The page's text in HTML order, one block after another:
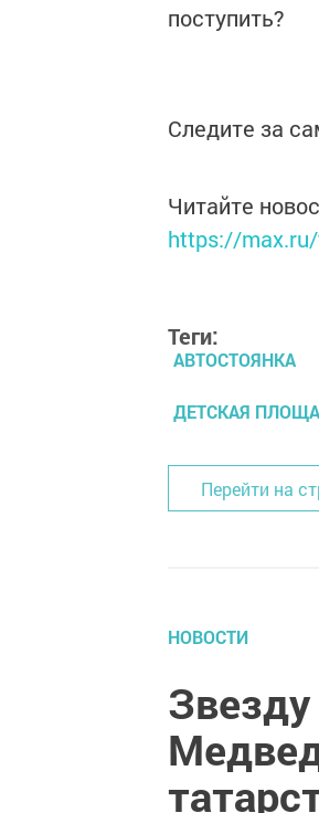
поступить?
Следите за
Читайте
https://
Теги:
АВТОСТОЯНКА
ДЕТСКАЯ
Перейти на
НОВОСТИ